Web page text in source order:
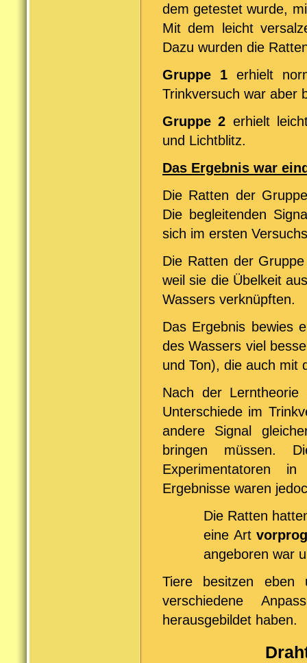
dem getestet wurde,
Mit dem leicht
Dazu wurden die
Gruppe 1 erhielt
Trinkversuch war aber
Gruppe 2 erhielt
und Lichtblitz.
Das Ergebnis war
Die Ratten der
Die begleitenden
sich im ersten
Die Ratten der
weil sie die Übelkeit
Wassers verknüpften.
Das Ergebnis bewies
des Wassers viel
und Ton), die auch mit
Nach der
Unterschiede im
andere Signal
bringen müssen.
Experimentatoren
Ergebnisse waren
Die Ratten
eine Art
angeboren war
Tiere besitzen eben
verschiedene
herausgebildet haben.